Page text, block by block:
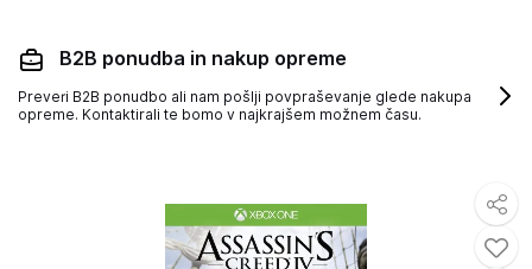
B2B ponudba in nakup opreme
Preveri B2B ponudbo ali nam pošlji povpraševanje glede nakupa
opreme. Kontaktirali te bomo v najkrajšem možnem času.